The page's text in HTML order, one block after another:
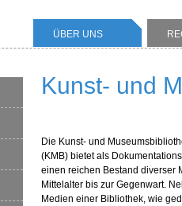
ÜBER UNS
Kunst- und
Die Kunst- und
(KMB) bietet als
einen reichen Bestand diverser
Mittelalter bis zur Gegenwart.
Medien einer Bibliothek, wie